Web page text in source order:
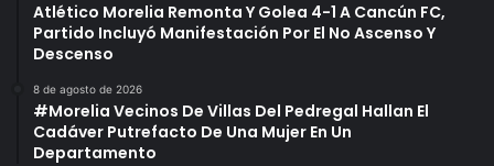
Atlético Morelia Remonta Y Golea 4-1 A Cancún FC,
Partido Incluyó Manifestación Por El No Ascenso Y
Descenso
8 de agosto de 2026
#Morelia Vecinos De Villas Del Pedregal Hallan El
Cadáver Putrefacto De Una Mujer En Un
Departamento